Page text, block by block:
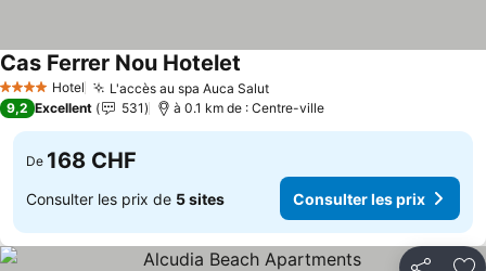
4 Étoiles Hotel L'accès au spa Auca Salut
Cas Ferrer Nou Hotelet
9,2 Excellent 531 à 0.1 km de : Centre-ville
De 168 CHF
Consulter les prix de 5 sites Consulter les prix